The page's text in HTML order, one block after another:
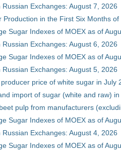
Exchanges: August 7, 2026
Production in the First Six Months of
Sugar Indexes of MOEX as of
Exchanges: August 6, 2026
Sugar Indexes of MOEX as of
Exchanges: August 5, 2026
price of white sugar in July
import of sugar (white and raw)
pulp from manufacturers
Sugar Indexes of MOEX as of
Exchanges: August 4, 2026
Sugar Indexes of MOEX as of